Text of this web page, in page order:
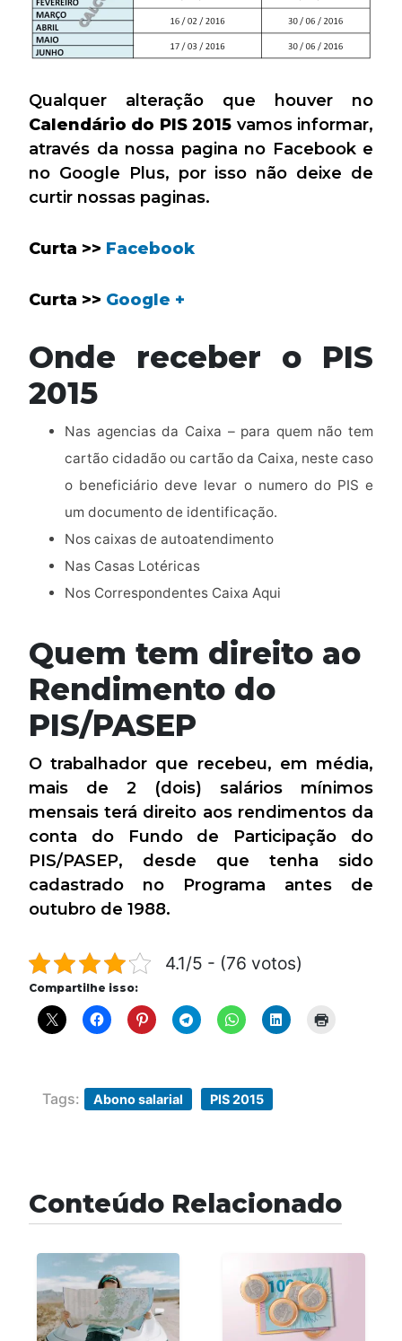
Qualquer alteração que houver no
Calendário do PIS 2015 vamos informar,
através da nossa pagina no Facebook e
no Google Plus, por isso não deixe de
curtir nossas paginas.
Curta >> Facebook
Curta >> Google +
Onde receber o PIS
2015
Nas agencias da Caixa – para quem não tem
cartão cidadão ou cartão da Caixa, neste caso
o beneficiário deve levar o numero do PIS e
um documento de identificação.
Nos caixas de autoatendimento
Nas Casas Lotéricas
Nos Correspondentes Caixa Aqui
Quem tem direito ao
Rendimento do
PIS/PASEP
O trabalhador que recebeu, em média,
mais de 2 (dois) salários mínimos
mensais terá direito aos rendimentos da
conta do Fundo de Participação do
PIS/PASEP, desde que tenha sido
cadastrado no Programa antes de
outubro de 1988.
4.1/5 - (76 votos)
Compartilhe isso:
Tags: Abono salarial PIS 2015
Conteúdo Relacionado